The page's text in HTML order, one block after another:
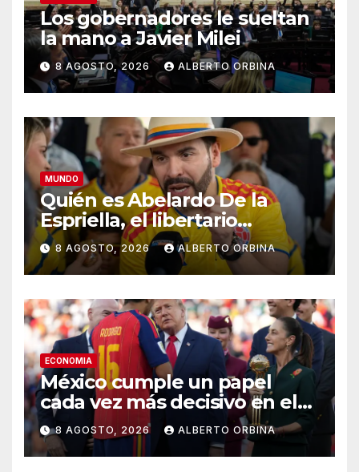
Los gobernadores le sueltan
la mano a Javier Milei
8 AGOSTO, 2026 ALBERTO ORBINA
MUNDO
Quién es Abelardo De la
Espriella, el libertario
admirador de Javier Milei que
asumió la presidencia de
Colombia
8 AGOSTO, 2026 ALBERTO ORBINA
ECONOMIA
México cumple un papel
cada vez más decisivo en el
capitalismo norteamericano
8 AGOSTO, 2026 ALBERTO ORBINA